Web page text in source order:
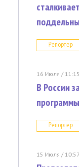
Репортер
16 Июля / 11:15
В России
Репортер
15 Июля / 10:57